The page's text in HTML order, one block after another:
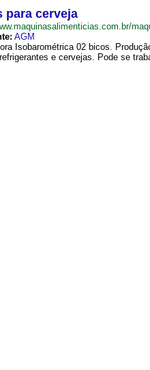
para cerveja
AGM
Isobarométrica 02 bicos.
e cervejas. Pode se